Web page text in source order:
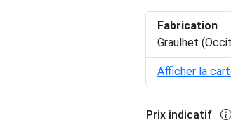
Fabrication
Graulhet
Afficher la
Prix indicatif